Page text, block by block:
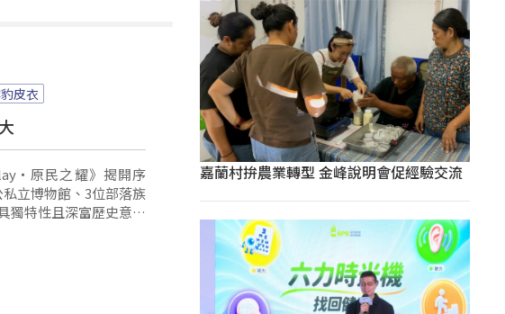
皮衣
原民之耀》揭開序
立博物館、3位部落族
獨特性且深富歷史意義
嘉蘭村拚農業轉型 金峰說明會促經驗交流